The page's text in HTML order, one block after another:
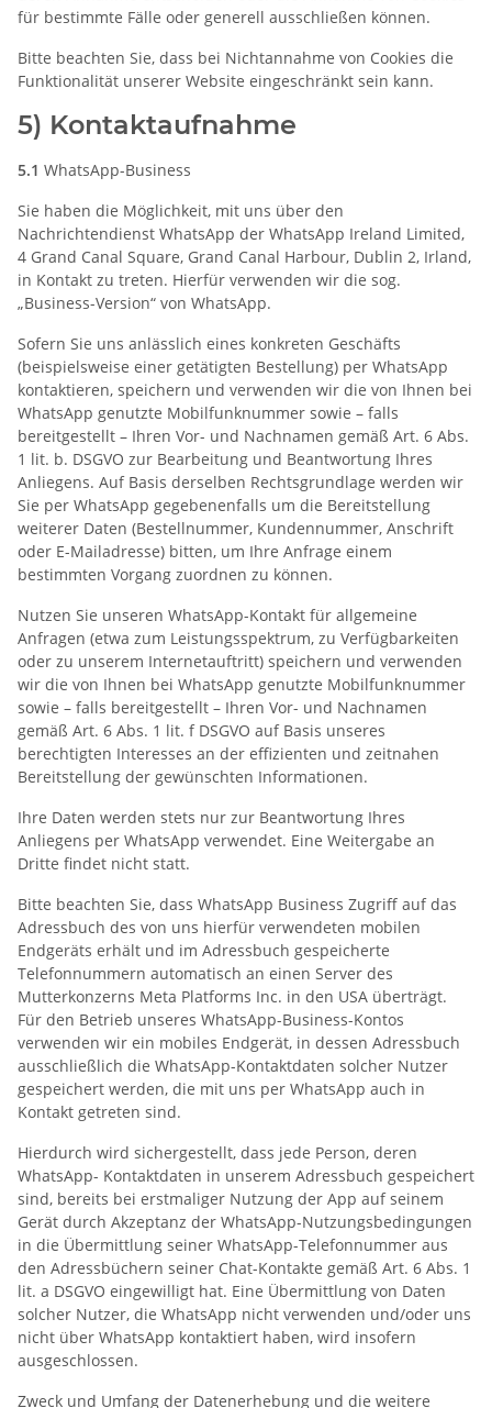
für bestimmte Fälle oder generell ausschließen können.
Bitte beachten Sie, dass bei Nichtannahme von Cookies die
Funktionalität unserer Website eingeschränkt sein kann.
5) Kontaktaufnahme
5.1 WhatsApp-Business
Sie haben die Möglichkeit, mit uns über den
Nachrichtendienst WhatsApp der WhatsApp Ireland Limited,
4 Grand Canal Square, Grand Canal Harbour, Dublin 2, Irland,
in Kontakt zu treten. Hierfür verwenden wir die sog.
„Business-Version“ von WhatsApp.
Sofern Sie uns anlässlich eines konkreten Geschäfts
(beispielsweise einer getätigten Bestellung) per WhatsApp
kontaktieren, speichern und verwenden wir die von Ihnen bei
WhatsApp genutzte Mobilfunknummer sowie – falls
bereitgestellt – Ihren Vor- und Nachnamen gemäß Art. 6 Abs.
1 lit. b. DSGVO zur Bearbeitung und Beantwortung Ihres
Anliegens. Auf Basis derselben Rechtsgrundlage werden wir
Sie per WhatsApp gegebenenfalls um die Bereitstellung
weiterer Daten (Bestellnummer, Kundennummer, Anschrift
oder E-Mailadresse) bitten, um Ihre Anfrage einem
bestimmten Vorgang zuordnen zu können.
Nutzen Sie unseren WhatsApp-Kontakt für allgemeine
Anfragen (etwa zum Leistungsspektrum, zu Verfügbarkeiten
oder zu unserem Internetauftritt) speichern und verwenden
wir die von Ihnen bei WhatsApp genutzte Mobilfunknummer
sowie – falls bereitgestellt – Ihren Vor- und Nachnamen
gemäß Art. 6 Abs. 1 lit. f DSGVO auf Basis unseres
berechtigten Interesses an der effizienten und zeitnahen
Bereitstellung der gewünschten Informationen.
Ihre Daten werden stets nur zur Beantwortung Ihres
Anliegens per WhatsApp verwendet. Eine Weitergabe an
Dritte findet nicht statt.
Bitte beachten Sie, dass WhatsApp Business Zugriff auf das
Adressbuch des von uns hierfür verwendeten mobilen
Endgeräts erhält und im Adressbuch gespeicherte
Telefonnummern automatisch an einen Server des
Mutterkonzerns Meta Platforms Inc. in den USA überträgt.
Für den Betrieb unseres WhatsApp-Business-Kontos
verwenden wir ein mobiles Endgerät, in dessen Adressbuch
ausschließlich die WhatsApp-Kontaktdaten solcher Nutzer
gespeichert werden, die mit uns per WhatsApp auch in
Kontakt getreten sind.
Hierdurch wird sichergestellt, dass jede Person, deren
WhatsApp- Kontaktdaten in unserem Adressbuch gespeichert
sind, bereits bei erstmaliger Nutzung der App auf seinem
Gerät durch Akzeptanz der WhatsApp-Nutzungsbedingungen
in die Übermittlung seiner WhatsApp-Telefonnummer aus
den Adressbüchern seiner Chat-Kontakte gemäß Art. 6 Abs. 1
lit. a DSGVO eingewilligt hat. Eine Übermittlung von Daten
solcher Nutzer, die WhatsApp nicht verwenden und/oder uns
nicht über WhatsApp kontaktiert haben, wird insofern
ausgeschlossen.
Zweck und Umfang der Datenerhebung und die weitere